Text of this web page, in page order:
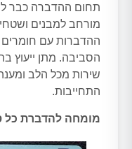
תחום ההדברה כבר
מורחב למבנים
ההדברות עם
הסביבה. מתן ייעוץ
שירות מכל הלב
התחייבות.
מומחה להדברת כל